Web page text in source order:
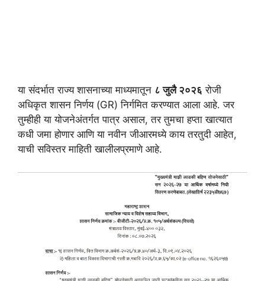
या संदर्भात राज्य शासनाच्या माध्यमातून ८ जुलै २०२६ रोजी
अधिकृत शासन निर्णय (GR) निर्गमित करण्यात आला आहे. जर
तुम्हीही या योजनेअंतर्गत पात्र असाल, तर तुमचा हप्ता खात्यात
कधी जमा होणार आणि या नवीन जीआरमध्ये काय तरतुदी आहेत,
याची सविस्तर माहिती खालीलप्रमाणे आहे.